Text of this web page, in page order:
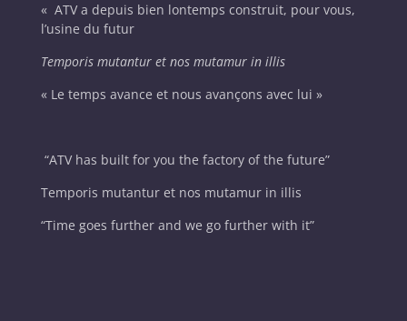
« ATV a depuis bien lontemps construit, pour vous,
l’usine du futur
Temporis mutantur et nos mutamur in illis
« Le temps avance et nous avançons avec lui »
“ATV has built for you the factory of the future”
Temporis mutantur et nos mutamur in illis
“Time goes further and we go further with it”